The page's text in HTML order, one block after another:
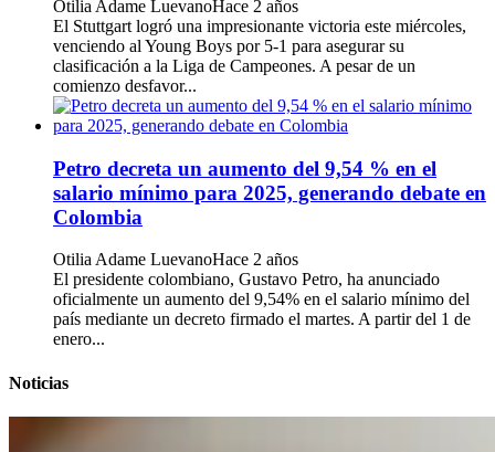
Otilia Adame LuevanoHace 2 años
El Stuttgart logró una impresionante victoria este miércoles,
venciendo al Young Boys por 5-1 para asegurar su
clasificación a la Liga de Campeones. A pesar de un
comienzo desfavor...
Petro decreta un aumento del 9,54 % en el
salario mínimo para 2025, generando debate en
Colombia
Otilia Adame LuevanoHace 2 años
El presidente colombiano, Gustavo Petro, ha anunciado
oficialmente un aumento del 9,54% en el salario mínimo del
país mediante un decreto firmado el martes. A partir del 1 de
enero...
Noticias